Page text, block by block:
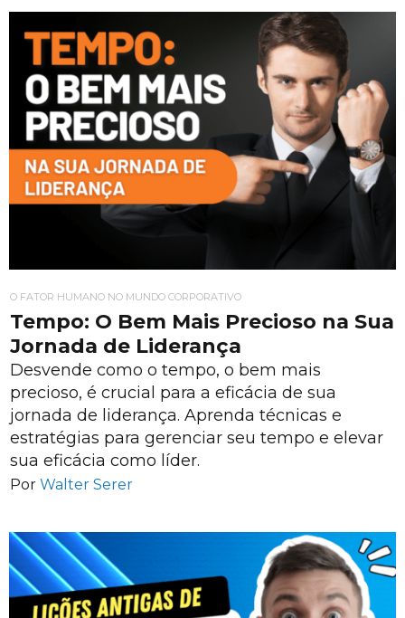
O FATOR HUMANO NO MUNDO CORPORATIVO
Tempo: O Bem Mais Precioso na Sua
Jornada de Liderança
Desvende como o tempo, o bem mais
precioso, é crucial para a eficácia de sua
jornada de liderança. Aprenda técnicas e
estratégias para gerenciar seu tempo e elevar
sua eficácia como líder.
Por Walter Serer